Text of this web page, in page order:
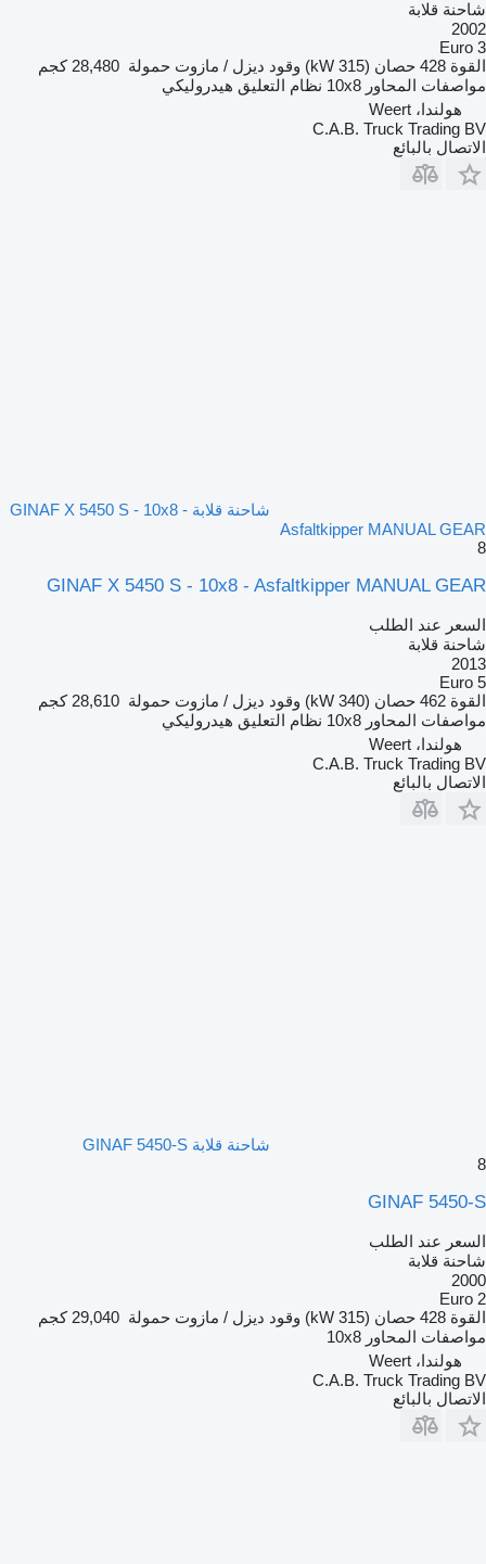
شاحنة قلابة
2002
Euro 3
القوة 428 حصان (315 kW) وقود ديزل / مازوت حمولة 28,480 كجم
مواصفات المحاور 10x8 نظام التعليق هيدروليكي
هولندا، Weert
C.A.B. Truck Trading BV
الاتصال بالبائع
شاحنة قلابة GINAF X 5450 S - 10x8 -
Asfaltkipper MANUAL GEAR
8
GINAF X 5450 S - 10x8 - Asfaltkipper MANUAL GEAR
السعر عند الطلب
شاحنة قلابة
2013
Euro 5
القوة 462 حصان (340 kW) وقود ديزل / مازوت حمولة 28,610 كجم
مواصفات المحاور 10x8 نظام التعليق هيدروليكي
هولندا، Weert
C.A.B. Truck Trading BV
الاتصال بالبائع
شاحنة قلابة GINAF 5450-S
8
GINAF 5450-S
السعر عند الطلب
شاحنة قلابة
2000
Euro 2
القوة 428 حصان (315 kW) وقود ديزل / مازوت حمولة 29,040 كجم
مواصفات المحاور 10x8
هولندا، Weert
C.A.B. Truck Trading BV
الاتصال بالبائع